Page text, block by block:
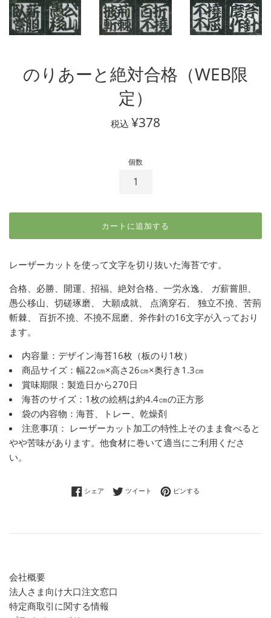
のりあーと絶対合格（WEB限
定）
税込 通
格
¥378
個数
カートに追加する
レーザーカットを使って文字を切り抜いた海苔です。
合格、必勝、開運、招福、絶対合格、一労永逸、
ガ薪嘗胆、
愚公移山、切磋琢磨、
大願成就、 点滴穿石、
独立不撓、苦荊
斬棘、
百折不撓、不撓不屈磨、斧作針の16文字が入っており
ます。
内容量：デザイン海苔16枚（板のり1枚）
商品サイズ：幅22㎝×高さ26㎝×奥行き1.3㎝
賞味期限：製造日から270日
海苔のサイズ：1枚の絵柄は約4.4㎝の正方形
袋の内容物：海苔、トレー、乾燥剤
注意事項： レーザーカット加工の特性上そのまま食べると
やや苦味があります。他食材に巻いて適当にご利用くださ
い。
シェア Facebookでシェアする
ツイート Twitterに投稿する
ピンする
会社概要
法人さま向け大口注文窓口
特定商取引に関する情報